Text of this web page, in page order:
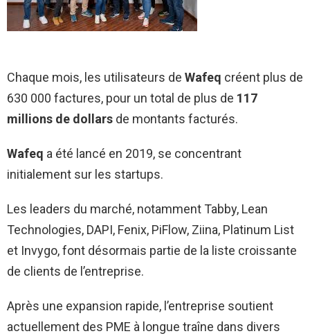
Chaque mois, les utilisateurs de Wafeq créent plus de
630 000 factures, pour un total de plus de 117
millions de dollars de montants facturés.
Wafeq a été lancé en 2019, se concentrant
initialement sur les startups.
Les leaders du marché, notamment Tabby, Lean
Technologies, DAPI, Fenix, PiFlow, Ziina, Platinum List
et Invygo, font désormais partie de la liste croissante
de clients de l’entreprise.
Après une expansion rapide, l’entreprise soutient
actuellement des PME à longue traîne dans divers